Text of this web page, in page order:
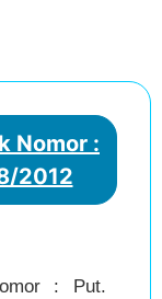
Nomor :
2012
: Put.